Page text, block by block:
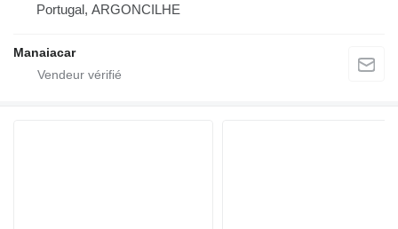
Portugal, ARGONCILHE
Manaiacar